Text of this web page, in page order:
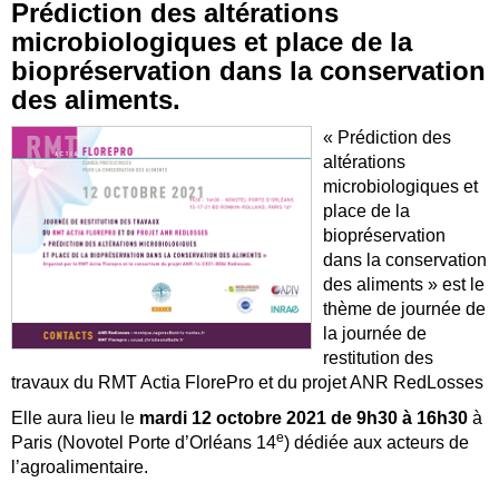
Prédiction des altérations
microbiologiques et place de la
biopréservation dans la conservation
des aliments.
« Prédiction des
altérations
microbiologiques et
place de la
biopréservation
dans la conservation
des aliments » est le
thème de journée de
la journée de
restitution des
travaux du RMT Actia FlorePro et du projet ANR RedLosses
Elle aura lieu le mardi 12 octobre 2021 de 9h30 à 16h30 à
Paris (Novotel Porte d’Orléans 14e) dédiée aux acteurs de
l’agroalimentaire.